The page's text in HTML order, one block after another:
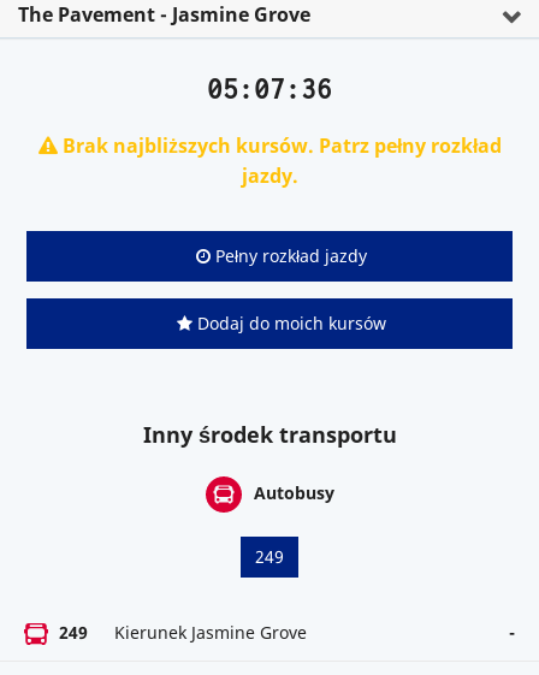
The Pavement - Jasmine Grove
05:07:36
Brak najbliższych kursów. Patrz pełny rozkład
jazdy.
Pełny rozkład jazdy
Dodaj do moich kursów
Inny środek transportu
Autobusy
249
249 Kierunek Jasmine Grove -